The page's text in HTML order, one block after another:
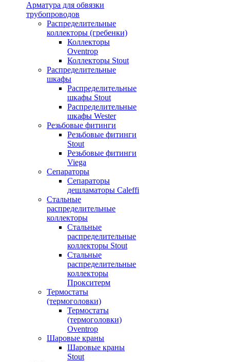
Арматура для обвязки
трубопроводов
Распределительные
коллекторы (гребенки)
Коллекторы
Oventrop
Коллекторы Stout
Распределительные
шкафы
Распределительные
шкафы Stout
Распределительные
шкафы Wester
Резьбовые фитинги
Резьбовые фитинги
Stout
Резьбовые фитинги
Viega
Сепараторы
Сепараторы
дешламаторы Caleffi
Стальные
распределительные
коллекторы
Стальные
распределительные
коллекторы Stout
Стальные
распределительные
коллекторы
Прокситерм
Термостаты
(термоголовки)
Термостаты
(термоголовки)
Oventrop
Шаровые краны
Шаровые краны
Stout